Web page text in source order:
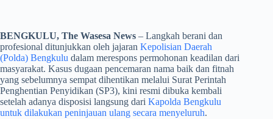
BENGKULU, The Wasesa News – Langkah berani dan
profesional ditunjukkan oleh jajaran Kepolisian Daerah
(Polda) Bengkulu dalam merespons permohonan keadilan dari
masyarakat. Kasus dugaan pencemaran nama baik dan fitnah
yang sebelumnya sempat dihentikan melalui Surat Perintah
Penghentian Penyidikan (SP3), kini resmi dibuka kembali
setelah adanya disposisi langsung dari Kapolda Bengkulu
untuk dilakukan peninjauan ulang secara menyeluruh.